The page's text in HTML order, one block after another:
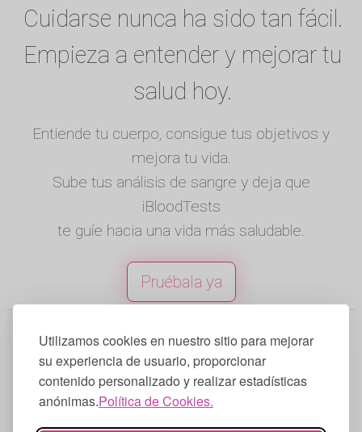
Utilizamos cookies en nuestro sitio para mejorar
su experiencia de usuario, proporcionar
contenido personalizado y realizar estadísticas
anónimas.Política de Cookies.
Cuidarse nunca ha sido tan fácil.
Empieza a entender y mejorar tu
salud hoy.
Entiende tu cuerpo, consigue tus objetivos y
mejora tu vida.
Sube tus análisis de sangre y deja que
iBloodTests
te guíe hacia una vida más saludable.
Pruébala ya
© 2025 iBloodTests. Todos los
derechos reservados.
Inglés|Español|Francés|Portugués|
Alemán|Italiano